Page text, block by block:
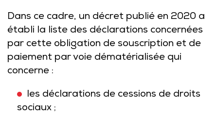
Dans ce cadre, un décret publié en 2020 a
établi la liste des déclarations concernées
par cette obligation de souscription et de
paiement par voie dématérialisée qui
concerne :
les déclarations de cessions de droits
sociaux ;